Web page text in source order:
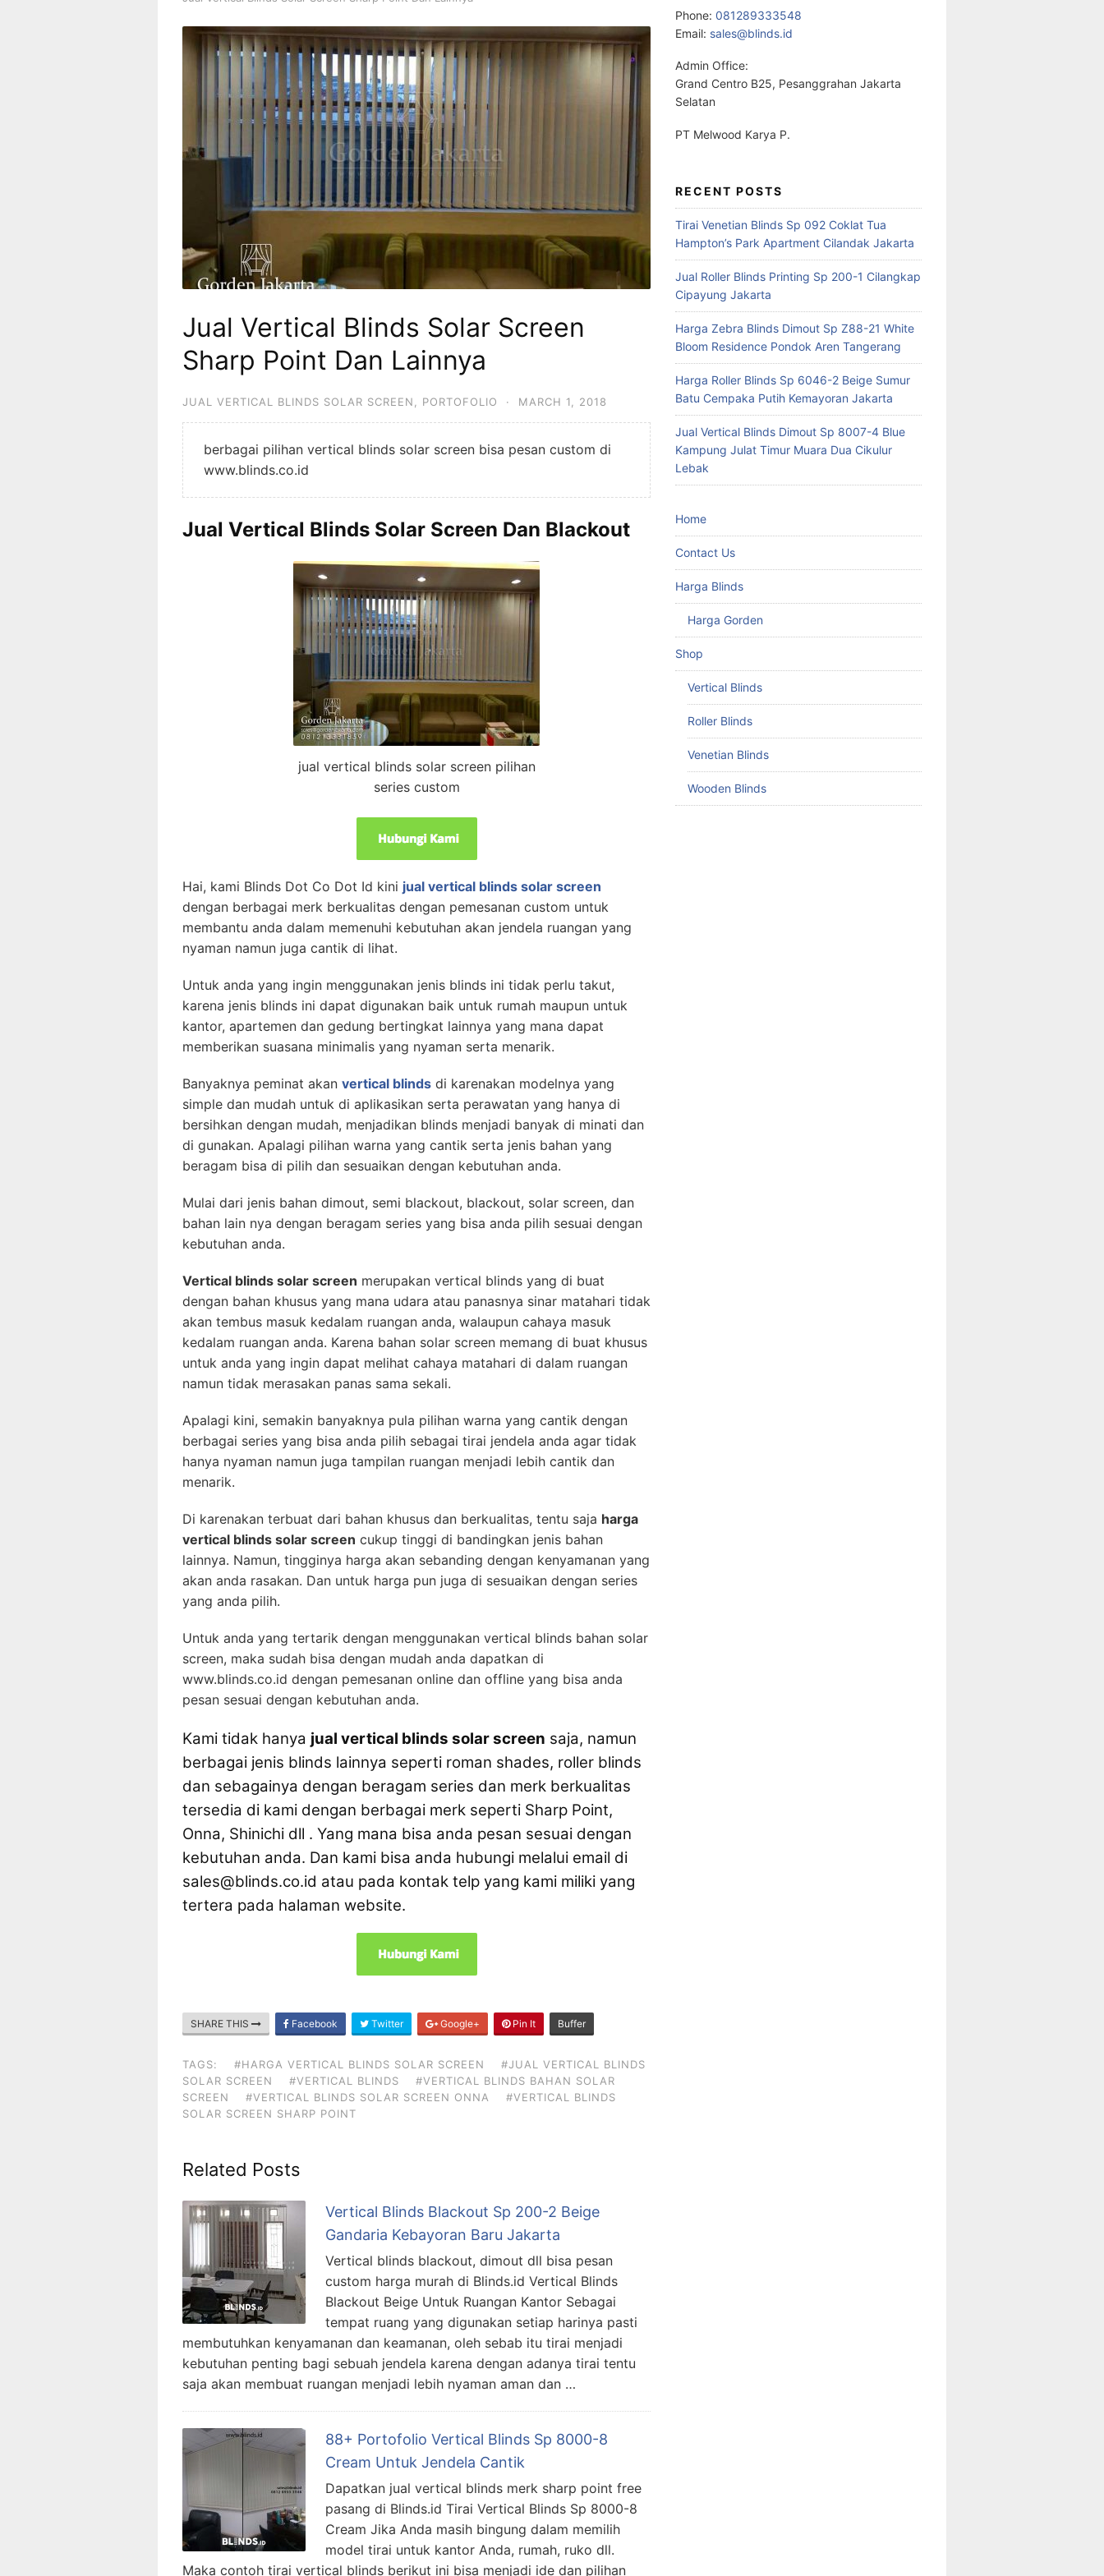
Jual Vertical Blinds Solar Screen
Sharp Point Dan Lainnya
JUAL VERTICAL BLINDS SOLAR SCREEN PORTOFOLIO · MARCH 1, 2018
berbagai pilihan vertical blinds solar screen bisa pesan custom di
www.blinds.co.id
Jual Vertical Blinds Solar Screen Dan Blackout
jual vertical blinds solar screen pilihan
series custom
Hai, kami Blinds Dot Co Dot Id kini jual vertical blinds solar screen
dengan berbagai merk berkualitas dengan pemesanan custom untuk
membantu anda dalam memenuhi kebutuhan akan jendela ruangan yang
nyaman namun juga cantik di lihat.
Untuk anda yang ingin menggunakan jenis blinds ini tidak perlu takut,
karena jenis blinds ini dapat digunakan baik untuk rumah maupun untuk
kantor, apartemen dan gedung bertingkat lainnya yang mana dapat
memberikan suasana minimalis yang nyaman serta menarik.
Banyaknya peminat akan vertical blinds di karenakan modelnya yang
simple dan mudah untuk di aplikasikan serta perawatan yang hanya di
bersihkan dengan mudah, menjadikan blinds menjadi banyak di minati dan
di gunakan. Apalagi pilihan warna yang cantik serta jenis bahan yang
beragam bisa di pilih dan sesuaikan dengan kebutuhan anda.
Mulai dari jenis bahan dimout, semi blackout, blackout, solar screen, dan
bahan lain nya dengan beragam series yang bisa anda pilih sesuai dengan
kebutuhan anda.
Vertical blinds solar screen merupakan vertical blinds yang di buat
dengan bahan khusus yang mana udara atau panasnya sinar matahari tidak
akan tembus masuk kedalam ruangan anda, walaupun cahaya masuk
kedalam ruangan anda. Karena bahan solar screen memang di buat khusus
untuk anda yang ingin dapat melihat cahaya matahari di dalam ruangan
namun tidak merasakan panas sama sekali.
Apalagi kini, semakin banyaknya pula pilihan warna yang cantik dengan
berbagai series yang bisa anda pilih sebagai tirai jendela anda agar tidak
hanya nyaman namun juga tampilan ruangan menjadi lebih cantik dan
menarik.
Di karenakan terbuat dari bahan khusus dan berkualitas, tentu saja harga
vertical blinds solar screen cukup tinggi di bandingkan jenis bahan
lainnya. Namun, tingginya harga akan sebanding dengan kenyamanan yang
akan anda rasakan. Dan untuk harga pun juga di sesuaikan dengan series
yang anda pilih.
Untuk anda yang tertarik dengan menggunakan vertical blinds bahan solar
screen, maka sudah bisa dengan mudah anda dapatkan di
www.blinds.co.id dengan pemesanan online dan offline yang bisa anda
pesan sesuai dengan kebutuhan anda.
Kami tidak hanya jual vertical blinds solar screen saja, namun
berbagai jenis blinds lainnya seperti roman shades, roller blinds
dan sebagainya dengan beragam series dan merk berkualitas
tersedia di kami dengan berbagai merk seperti Sharp Point,
Onna, Shinichi dll . Yang mana bisa anda pesan sesuai dengan
kebutuhan anda. Dan kami bisa anda hubungi melalui email di
sales@blinds.co.id atau pada kontak telp yang kami miliki yang
tertera pada halaman website.
SHARE THIS Facebook Twitter Google+ Pin It Buffer
TAGS: #HARGA VERTICAL BLINDS SOLAR SCREEN
#JUAL VERTICAL BLINDS
SOLAR SCREEN
#VERTICAL BLINDS
#VERTICAL BLINDS BAHAN SOLAR
SCREEN
#VERTICAL BLINDS SOLAR SCREEN ONNA
#VERTICAL BLINDS
SOLAR SCREEN SHARP POINT
Related Posts
Vertical Blinds Blackout Sp 200-2 Beige
Gandaria Kebayoran Baru Jakarta
Vertical blinds blackout, dimout dll bisa pesan
custom harga murah di Blinds.id Vertical Blinds
Blackout Beige Untuk Ruangan Kantor Sebagai
tempat ruang yang digunakan setiap harinya pasti
membutuhkan kenyamanan dan keamanan, oleh sebab itu tirai menjadi
kebutuhan penting bagi sebuah jendela karena dengan adanya tirai tentu
saja akan membuat ruangan menjadi lebih nyaman aman dan …
88+ Portofolio Vertical Blinds Sp 8000-8
Cream Untuk Jendela Cantik
Dapatkan jual vertical blinds merk sharp point free
pasang di Blinds.id Tirai Vertical Blinds Sp 8000-8
Cream Jika Anda masih bingung dalam memilih
model tirai untuk kantor Anda, rumah, ruko dll.
Maka contoh tirai vertical blinds berikut ini bisa menjadi ide dan pilihan
Phone: 081289333548
Email: sales@blinds.id
Admin Office:
Grand Centro B25, Pesanggrahan Jakarta
Selatan
PT Melwood Karya P.
RECENT POSTS
Tirai Venetian Blinds Sp 092 Coklat Tua
Hampton’s Park Apartment Cilandak Jakarta
Jual Roller Blinds Printing Sp 200-1 Cilangkap
Cipayung Jakarta
Harga Zebra Blinds Dimout Sp Z88-21 White
Bloom Residence Pondok Aren Tangerang
Harga Roller Blinds Sp 6046-2 Beige Sumur
Batu Cempaka Putih Kemayoran Jakarta
Jual Vertical Blinds Dimout Sp 8007-4 Blue
Kampung Julat Timur Muara Dua Cikulur
Lebak
Home
Contact Us
Harga Blinds
Harga Gorden
Shop
Vertical Blinds
Roller Blinds
Venetian Blinds
Wooden Blinds